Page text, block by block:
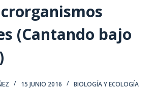
(Cantando bajo
15 JUNIO 2016
BIOLOGÍA Y ECOLOGÍA